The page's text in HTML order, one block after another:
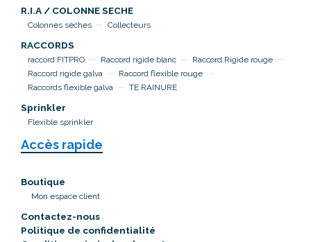
R.I.A / COLONNE SECHE
Colonnes sèches Collecteurs
RACCORDS
raccord FITPRO Raccord rigide blanc
Raccord Rigide rouge
Raccord rigide galva
Raccord flexible rouge
Raccords flexible galva
TE RAINURE
Sprinkler
Flexible sprinkler
Accès rapide
Boutique
Mon espace client
Contactez-nous
Politique de confidentialité